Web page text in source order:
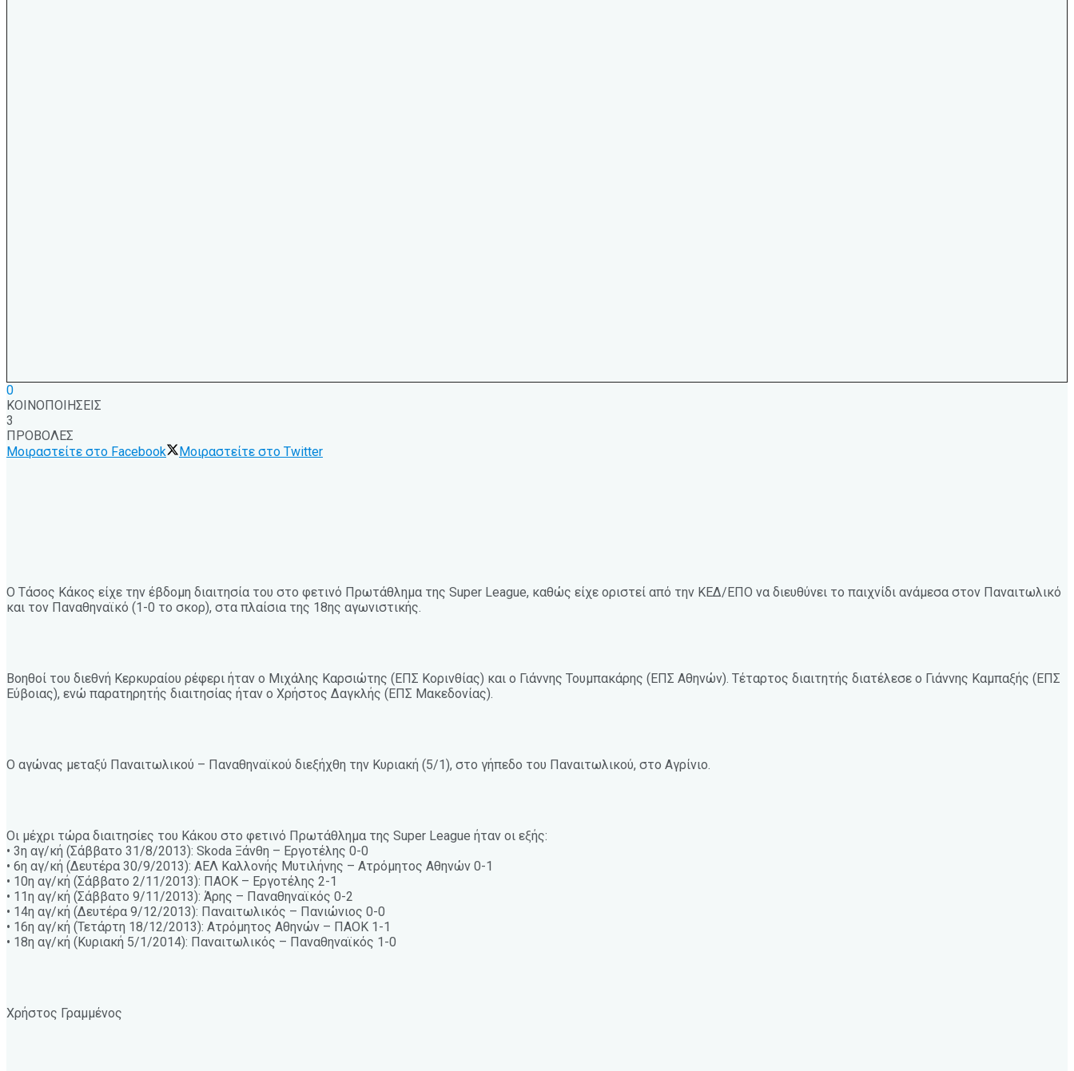
0
ΚΟΙΝΟΠΟΙΗΣΕΙΣ
3
ΠΡΟΒΟΛΕΣ
Μοιραστείτε στο Facebook
Μοιραστείτε στο Twitter
Ο Τάσος Κάκος είχε την έβδομη διαιτησία του στο φετινό Πρωτάθλημα της Super League, καθώς είχε οριστεί από την ΚΕΔ/ΕΠΟ να διευθύνει το παιχνίδι ανάμεσα στον Παναιτωλικό
και τον Παναθηναϊκό (1-0 το σκορ), στα πλαίσια της 18ης αγωνιστικής.
Βοηθοί του διεθνή Κερκυραίου ρέφερι ήταν ο Μιχάλης Καρσιώτης (ΕΠΣ Κορινθίας) και ο Γιάννης Τουμπακάρης (ΕΠΣ Αθηνών). Τέταρτος διαιτητής διατέλεσε ο Γιάννης Καμπαξής (ΕΠΣ
Εύβοιας), ενώ παρατηρητής διαιτησίας ήταν ο Χρήστος Δαγκλής (ΕΠΣ Μακεδονίας).
Ο αγώνας μεταξύ Παναιτωλικού – Παναθηναϊκού διεξήχθη την Κυριακή (5/1), στο γήπεδο του Παναιτωλικού, στο Αγρίνιο.
Οι μέχρι τώρα διαιτησίες του Κάκου στο φετινό Πρωτάθλημα της Super League ήταν οι εξής:
• 3η αγ/κή (Σάββατο 31/8/2013): Skoda Ξάνθη – Εργοτέλης 0-0
• 6η αγ/κή (Δευτέρα 30/9/2013): ΑΕΛ Καλλονής Μυτιλήνης – Ατρόμητος Αθηνών 0-1
• 10η αγ/κή (Σάββατο 2/11/2013): ΠΑΟΚ – Εργοτέλης 2-1
• 11η αγ/κή (Σάββατο 9/11/2013): Άρης – Παναθηναϊκός 0-2
• 14η αγ/κή (Δευτέρα 9/12/2013): Παναιτωλικός – Πανιώνιος 0-0
• 16η αγ/κή (Τετάρτη 18/12/2013): Ατρόμητος Αθηνών – ΠΑΟΚ 1-1
• 18η αγ/κή (Κυριακή 5/1/2014): Παναιτωλικός – Παναθηναϊκός 1-0
Χρήστος Γραμμένος